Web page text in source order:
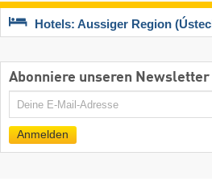
Hotels: Aussiger Region
Abonniere unseren Newsletter
E-
Mail
Anmelden